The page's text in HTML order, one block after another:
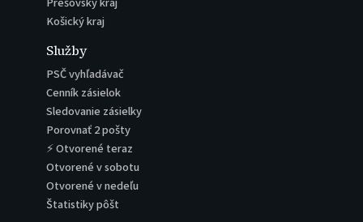
Košický kraj
Služby
PSČ vyhľadávač
Cenník zásielok
Sledovanie zásielky
Porovnať 2 pošty
⚡ Otvorené teraz
Otvorené v sobotu
Otvorené v nedeľu
Štatistiky pôšt